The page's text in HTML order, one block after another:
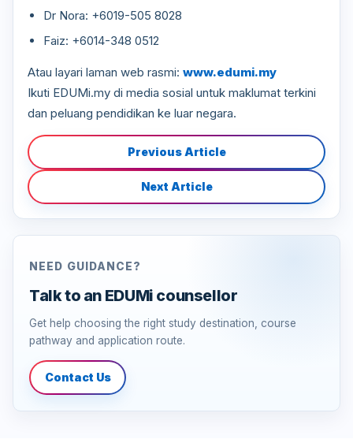
Dr Nora: +6019-505 8028
Faiz: +6014-348 0512
Atau layari laman web rasmi: www.edumi.my
Ikuti EDUMi.my di media sosial untuk maklumat terkini
dan peluang pendidikan ke luar negara.
Previous Article
Next Article
NEED GUIDANCE?
Talk to an EDUMi counsellor
Get help choosing the right study destination, course
pathway and application route.
Contact Us